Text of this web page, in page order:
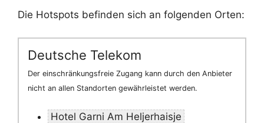
Die Hotspots befinden sich an folgenden Orten:
Deutsche Telekom
Der einschränkungsfreie Zugang kann durch den Anbieter
nicht an allen Standorten gewährleistet werden.
Hotel Garni Am Heljerhaisje